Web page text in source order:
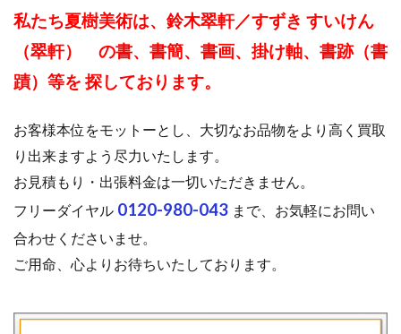
私たち夏樹美術は、鈴木翠軒／すずき すいけん
（翠軒） の書、書簡、書画、掛け軸、書跡（書
蹟）等を 探しております。
お客様本位をモットーとし、大切なお品物をより高く買取
り出来ますよう尽力いたします。
お見積もり・出張料金は一切いただきません。
フリーダイヤル 0120-980-043 まで、お気軽にお問い
合わせくださいませ。
ご用命、心よりお待ちいたしております。